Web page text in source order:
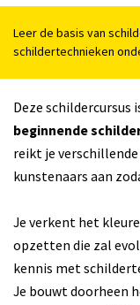
Leer de basis van
schildertechnieken
Deze schildercursus
beginnende
reikt je
kunstenaars aan
Je verkent het
opzetten die zal
kennis met
Je bouwt doorheen